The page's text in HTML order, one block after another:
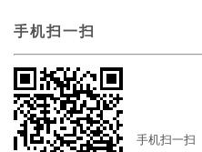
手机扫一扫
手机扫一扫